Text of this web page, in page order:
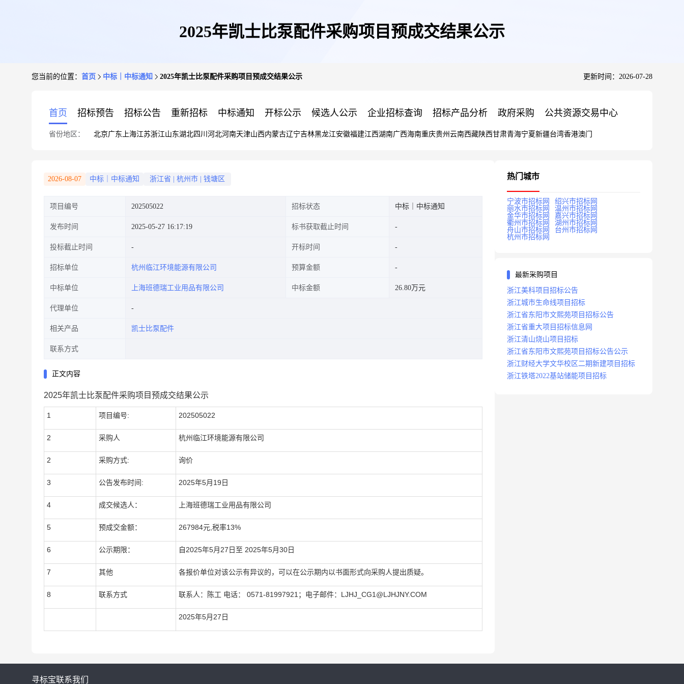
2025年凯士比泵配件采购项目预成交结果公示
您当前的位置： 首页 中标｜中标通知 2025年凯士比泵配件采购项目预成交结果公示 更新时间：2026-07-28
首页 招标预告 招标公告 重新招标 中标通知 开标公示 候选人公示 企业招标查询 招标产品分析 政府采购 公共资源交易中心
省份地区： 北京广东 上海江苏浙江山东湖北四川 河北河南天津山西内蒙古辽宁吉林黑龙江安徽福建江西湖南广西海南重庆贵州 云南西藏陕西甘肃青海宁夏新疆台湾香港澳门
2026-08-07 中标｜中标通知 浙江省 杭州市 钱塘区
项目编号 202505022 招标状态 中标｜中标通知
发布时间 2025-05-27 16:17:19 标书获取截止时间
投标截止时间 开标时间
招标单位 杭州临江环境能源有限公司 预算金额
中标单位 上海班德瑞工业用品有限公司 中标金额 26.80万元
代理单位
相关产品 凯士比泵配件
联系方式
正文内容
2025年凯士比泵配件采购项目预成交结果公示
1 项目编号: 202505022
2 采购人 杭州 临江环境能源有限公司
2 采购方式: 询价
3 公告发布时间: 2025年5月19日
4 成交候选人： 上海班德瑞工业用品有限公司
5 预成交金额： 267984元,税率13%
6 公示期限： 自2025年5月27日至 2025年5月30日
7 其他 各报价单位对该公示有异议的，可以在公示期内以书面形式向采购人提出质疑。
8 联系方式 联系人：陈工 电话： 0571-81997921；电子邮件：LJHJ_CG1@LJHJNY.COM
2025年5月27日
热门城市
宁波市招标网
绍兴市招标网
丽水市招标网
温州市招标网
金华市招标网
嘉兴市招标网
衢州市招标网
湖州市招标网
舟山市招标网
台州市招标网
杭州市招标网
最新采购项目
浙江美科项目招标公告
浙江城市生命线项目招标
浙江省东阳市文熙苑项目招标公告
浙江省重大项目招标信息网
浙江清山烧山项目招标
浙江省东阳市文熙苑项目招标公告公示
浙江财经大学文华校区二期新建项目招标
浙江铁塔2022基站储能项目招标
寻标宝联系我们